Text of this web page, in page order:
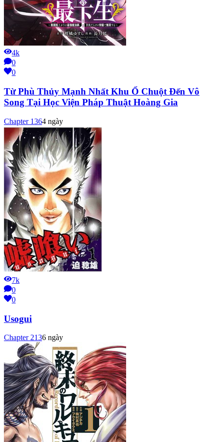
4k
0
0
Từ Phù Thủy Mạnh Nhất Khu Ổ Chuột Đến Vô
Song Tại Học Viện Pháp Thuật Hoàng Gia
Chapter 1364 ngày
7k
0
0
Usogui
Chapter 2136 ngày